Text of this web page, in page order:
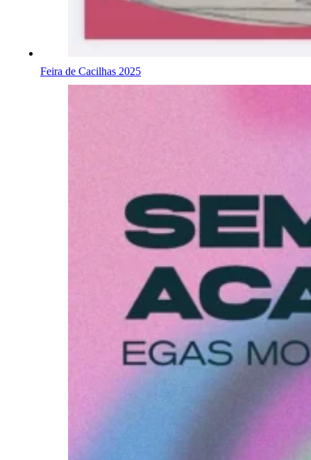
Feira de Cacilhas 2025